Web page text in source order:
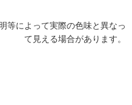
等によって実際の色味と異なっ
て見える場合があります。